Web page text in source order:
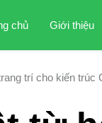
chủ Giới thiệu
trí cho kiến trúc